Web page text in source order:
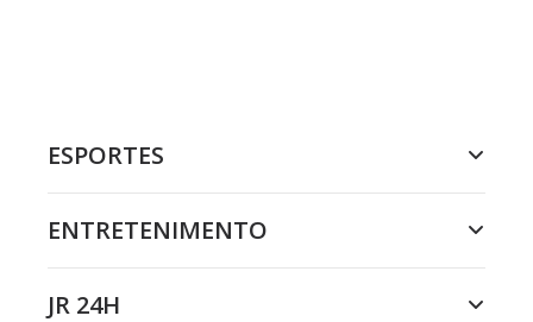
ESPORTES
ENTRETENIMENTO
JR 24H